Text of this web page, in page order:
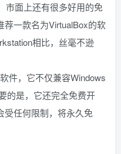
市面上还有很多好用的免
荐一款名为VirtualBox的软
相比，丝毫不逊
件，它不仅兼容Windows
的是，它还完全免费开
受任何限制，将永久免